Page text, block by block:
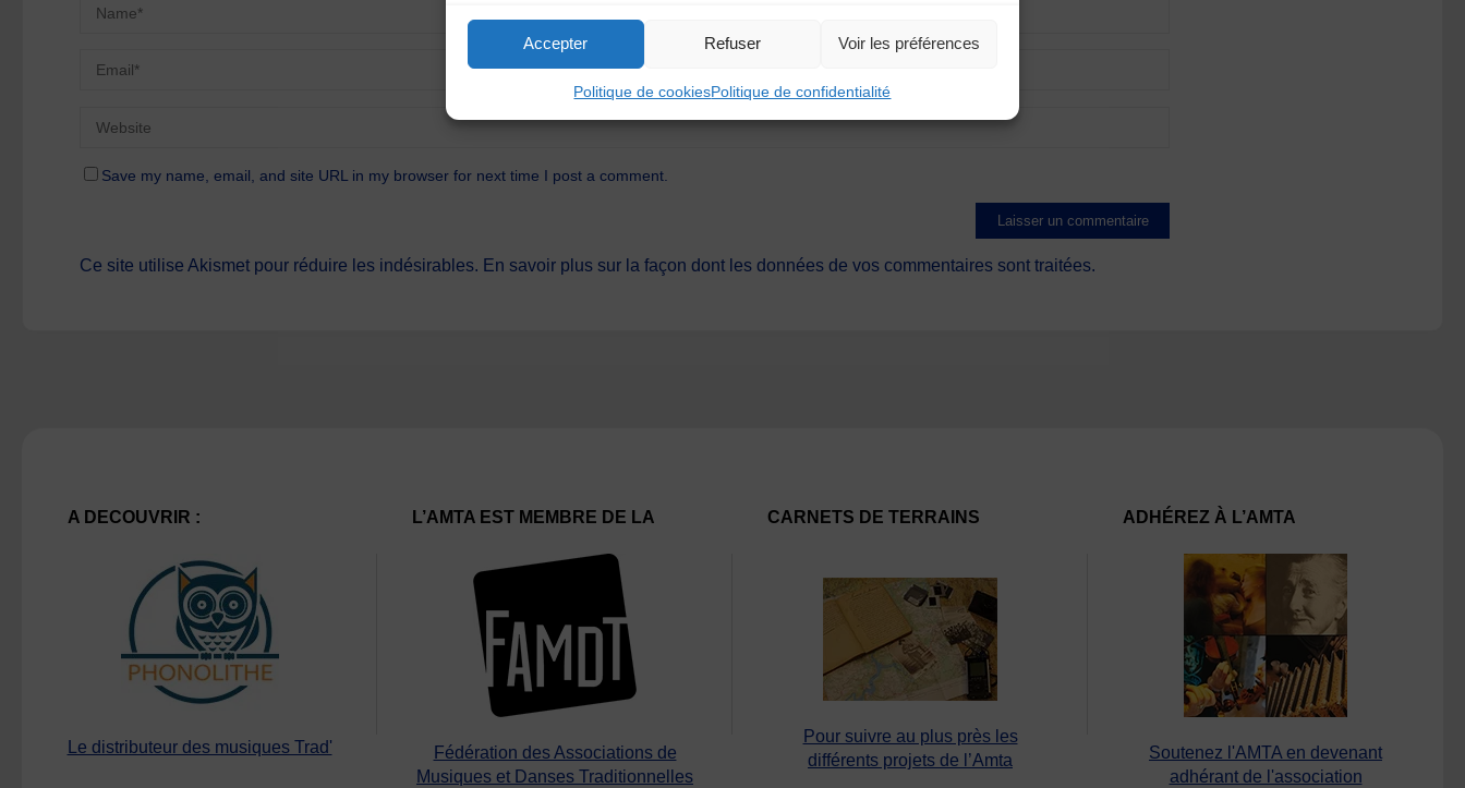
Accepter Refuser Voir les préférences
Politique de cookiesPolitique de confidentialité
Save my name, email, and site URL in my browser for next time I post a comment.
Ce site utilise Akismet pour réduire les indésirables. En savoir plus sur la façon dont les données de vos commentaires sont traitées.
A DECOUVRIR :
Le distributeur des musiques Trad'
L’AMTA EST MEMBRE DE LA
Fédération des Associations de
Musiques et Danses Traditionnelles
CARNETS DE TERRAINS
Pour suivre au plus près les
différents projets de l’Amta
ADHÉREZ À L’AMTA
Soutenez l'AMTA en devenant
adhérant de l'association